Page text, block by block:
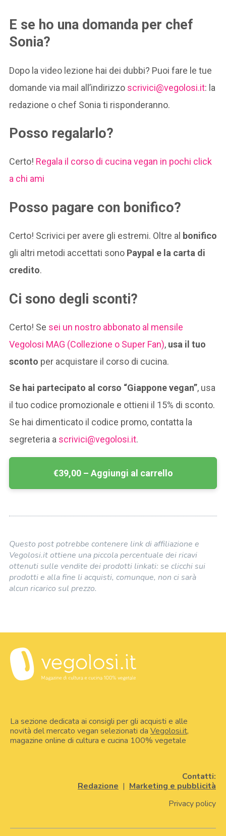
E se ho una domanda per chef
Sonia?
Dopo la video lezione hai dei dubbi? Puoi fare le tue
domande via mail all’indirizzo scrivici@vegolosi.it: la
redazione o chef Sonia ti risponderanno.
Posso regalarlo?
Certo! Regala il corso di cucina vegan in pochi click
a chi ami
Posso pagare con bonifico?
Certo! Scrivici per avere gli estremi. Oltre al bonifico
gli altri metodi accettati sono Paypal e la carta di
credito.
Ci sono degli sconti?
Certo! Se sei un nostro abbonato al mensile
Vegolosi MAG (Collezione o Super Fan), usa il tuo
sconto per acquistare il corso di cucina.
Se hai partecipato al corso “Giappone vegan”, usa
il tuo codice promozionale e ottieni il 15% di sconto.
Se hai dimenticato il codice promo, contatta la
segreteria a scrivici@vegolosi.it.
€39,00 – Aggiungi al carrello
Questo post potrebbe contenere link di affiliazione e
Vegolosi.it ottiene una piccola percentuale dei ricavi
ottenuti sulle vendite dei prodotti linkati: se clicchi sui
prodotti e alla fine li acquisti, comunque, non ci sarà
alcun ricarico sul prezzo.
La sezione dedicata ai consigli per gli acquisti e alle
novità del mercato vegan selezionati da Vegolosi.it,
magazine online di cultura e cucina 100% vegetale
Contatti:
Redazione | Marketing e pubblicità
Privacy policy